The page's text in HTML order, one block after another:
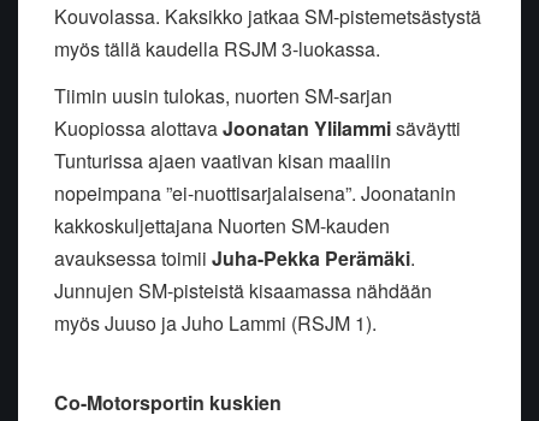
Kouvolassa. Kaksikko jatkaa SM-pistemetsästystä
myös tällä kaudella RSJM 3-luokassa.
Tiimin uusin tulokas, nuorten SM-sarjan
Kuopiossa alottavaJoonatan Ylilammisäväytti
Tunturissa ajaen vaativan kisan maaliin
nopeimpana ”ei-nuottisarjalaisena”. Joonatanin
kakkoskuljettajana Nuorten SM-kauden
avauksessa toimii Juha-Pekka Perämäki.
Junnujen SM-pisteistä kisaamassa nähdään
myös Juuso ja Juho Lammi (RSJM 1).
Co-Motorsportin kuskien